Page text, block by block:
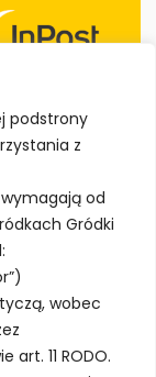
podstrony
z
od
Gródki
wobec
11 RODO.